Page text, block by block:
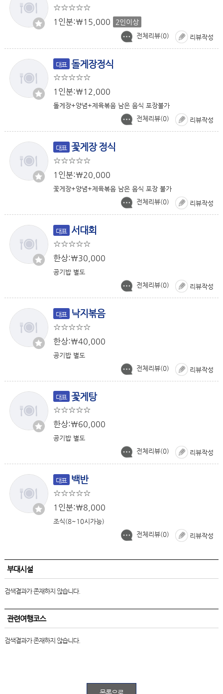
1인분:￦15,000 2인이상
리뷰작성
전체리뷰(0)
대표 돌게장정식
1인분:￦12,000
돌게장+양념+제육볶음 남은 음식 포장불가
리뷰작성
전체리뷰(0)
대표 꽃게장 정식
1인분:￦20,000
꽃게장+양념+제육볶음 남은 음식 포장 불가
리뷰작성
전체리뷰(0)
대표 서대회
한상:￦30,000
공기밥 별도
리뷰작성
전체리뷰(0)
대표 낙지볶음
한상:￦40,000
공기밥 별도
리뷰작성
전체리뷰(0)
대표 꽃게탕
한상:￦60,000
공기밥 별도
리뷰작성
전체리뷰(0)
대표 백반
1인분:￦8,000
조식(8~10시가능)
리뷰작성
전체리뷰(0)
부대시설
검색결과가 존재하지 않습니다.
관련여행코스
검색결과가 존재하지 않습니다.